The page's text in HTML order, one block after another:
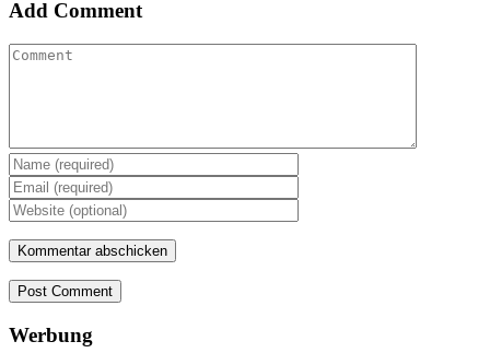
Add Comment
Post Comment
Werbung